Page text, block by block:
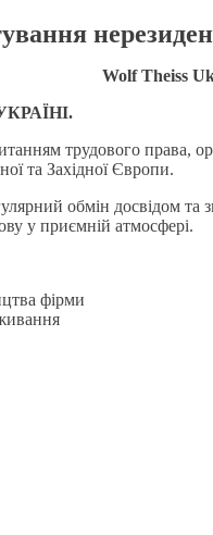
Wolf Theiss
трудового права,
та Західної Європи.
обмін досвідом
у приємній атмосфері.
фірми